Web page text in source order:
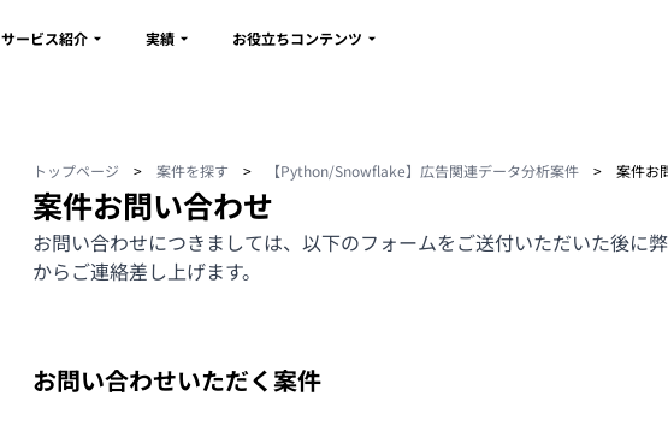
サービス紹介 実績 お役立ちコンテンツ
トップページ > 案件を探す > 【Python/Snowflake】広告関連データ分析案件 > 案件お
案件お問い合わせ
お問い合わせにつきましては、以下のフォームをご送付いただいた後に
からご連絡差し上げます。
お問い合わせいただく案件